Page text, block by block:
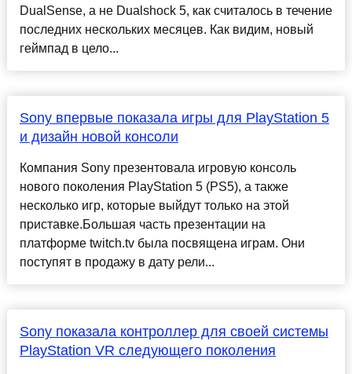
DualSense, а не Dualshock 5, как считалось в течение
последних нескольких месяцев. Как видим, новый
геймпад в цело...
Sony впервые показала игры для PlayStation 5
и дизайн новой консоли
Компания Sony презентовала игровую консоль
нового поколения PlayStation 5 (PS5), а также
несколько игр, которые выйдут только на этой
приставке.Большая часть презентации на
платформе twitch.tv была посвящена играм. Они
поступят в продажу в дату рели...
Sony показала контроллер для своей системы
PlayStation VR следующего поколения